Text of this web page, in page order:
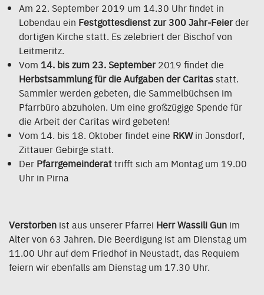
Am 22. September 2019 um 14.30 Uhr findet in
Lobendau ein Festgottesdienst zur 300 Jahr-Feierder
dortigen Kirche statt. Es zelebriert der Bischof von
Leitmeritz.
Vom 14. bis zum 23. September2019 findet die
Herbstsammlung für die Aufgaben der Caritasstatt.
Sammler werden gebeten, die Sammelbüchsen im
Pfarrbüro abzuholen. Um eine großzügige Spende für
die Arbeit der Caritas wird gebeten!
Vom 14. bis 18. Oktober findet eine RKWin Jonsdorf,
Zittauer Gebirge statt.
Der Pfarrgemeinderattrifft sich am Montag um 19.00
Uhr in Pirna
Verstorben ist aus unserer Pfarrei Herr Wassili Gun im
Alter von 63 Jahren. Die Beerdigung ist am Dienstag um
11.00 Uhr auf dem Friedhof in Neustadt, das Requiem
feiern wir ebenfalls am Dienstag um 17.30 Uhr.